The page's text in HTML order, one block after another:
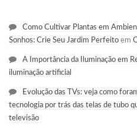
Como Cultivar Plantas em
Sonhos: Crie Seu Jardim Perfeito em
A Importância da Iluminação em
iluminação artificial
Evolução das TVs: veja como
tecnologia por trás das telas de tubo
televisão